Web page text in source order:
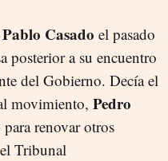
Casado el pasado
posterior a su encuentro
del Gobierno. Decía el
movimiento, Pedro
renovar otros
Tribunal